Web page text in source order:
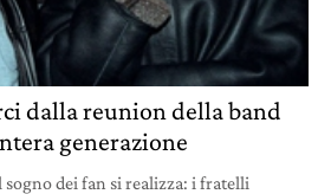
dalla reunion della band
generazione
dei fan si realizza: i fratelli